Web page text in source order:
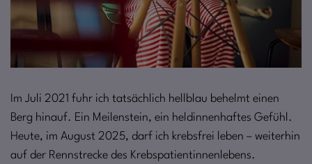
Im Juli 2021 fuhr ich tatsächlich hellblau behelmt einen
Berg hinauf. Ein Meilenstein, ein heldinnenhaftes Gefühl.
Heute, im August 2025, darf ich krebsfrei leben – weiterhin
auf der Rennstrecke des Krebspatientinnenlebens.